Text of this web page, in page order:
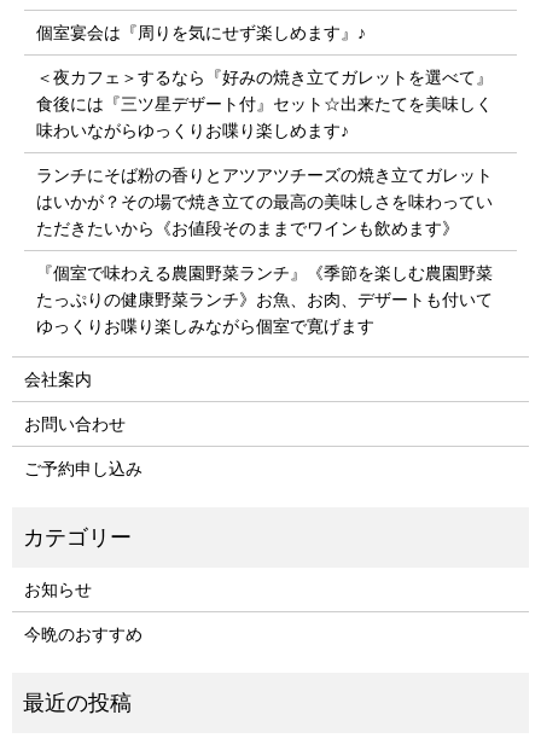
個室宴会は『周りを気にせず楽しめます』♪
＜夜カフェ＞するなら『好みの焼き立てガレットを選べて』
食後には『三ツ星デザート付』セット☆出来たてを美味しく
味わいながらゆっくりお喋り楽しめます♪
ランチにそば粉の香りとアツアツチーズの焼き立てガレット
はいかが？その場で焼き立ての最高の美味しさを味わってい
ただきたいから《お値段そのままでワインも飲めます》
『個室で味わえる農園野菜ランチ』《季節を楽しむ農園野菜
たっぷりの健康野菜ランチ》お魚、お肉、デザートも付いて
ゆっくりお喋り楽しみながら個室で寛げます
会社案内
お問い合わせ
ご予約申し込み
お知らせ
今晩のおすすめ